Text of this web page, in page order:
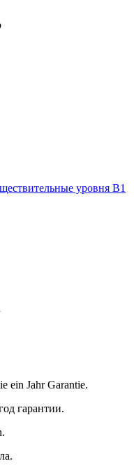
уровня B1
ein Jahr Garantie.
гарантии.